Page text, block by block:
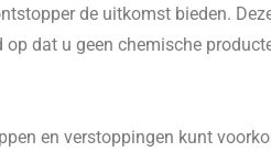
de uitkomst bieden.
dat u geen chemische
en verstoppingen kunt